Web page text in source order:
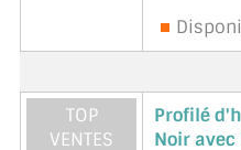
TOP
VENTES
Profilé
Noir